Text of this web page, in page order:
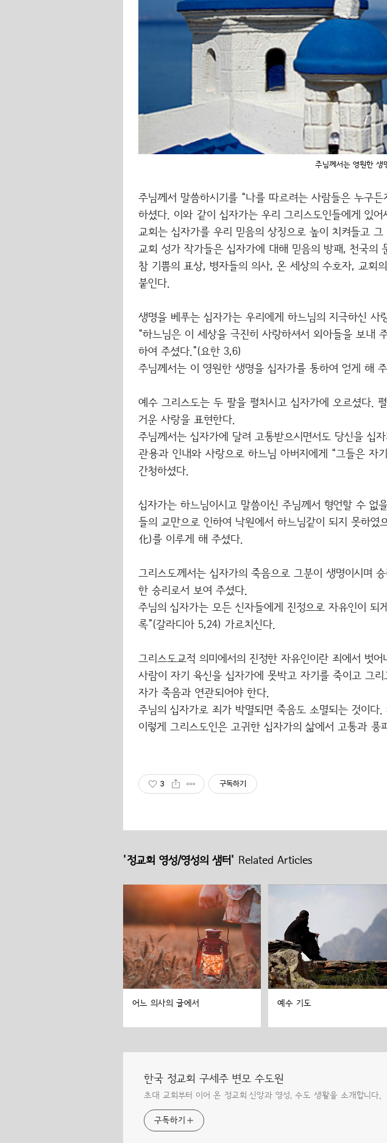
주님께서는 영원한 생
주님께서 말씀하시기를 “나를 따르려는 사람들은 누구
하셨다. 이와 같이 십자가는 우리 그리스도인들에게 있
교회는 십자가를 우리 믿음의 상징으로 높이 치켜들고 그
교회 성가 작가들은 십자가에 대해 믿음의 방패, 천국의
참 기쁨의 표상, 병자들의 의사, 온 세상의 수호자, 교회
붙인다.
생명을 베푸는 십자가는 우리에게 하느님의 지극하신 사
“하느님은 이 세상을 극진히 사랑하셔서 외아들을 보내
하여 주셨다.”(요한 3,6)
주님께서는 이 영원한 생명을 십자가를 통하여 얻게 해 주
예수 그리스도는 두 팔을 펼치시고 십자가에 오르셨다.
거운 사랑을 표현한다.
주님께서는 십자가에 달려 고통받으시면서도 당신을 십
관용과 인내와 사랑으로 하느님 아버지에게 “그들은 자
간청하셨다.
십자가는 하느님이시고 말씀이신 주님께서 형언할 수
들의 교만으로 인하여 낙원에서 하느님같이 되지 못하
化)를 이루게 해 주셨다.
그리스도께서는 십자가의 죽음으로 그분이 생명이시며
한 승리로서 보여 주셨다.
주님의 십자가는 모든 신자들에게 진정으로 자유인이
록”(갈라디아 5,24) 가르치신다.
그리스도교적 의미에서의 진정한 자유인이란 죄에서 벗
사람이 자기 육신을 십자가에 못박고 자기를 죽이고 그
자가 죽음과 연관되어야 한다.
주님의 십자가로 죄가 박멸되면 죽음도 소멸되는 것이
이렇게 그리스도인은 고귀한 십자가의 삶에서 고통과 풍
3 구독하기
'정교회 영성/영성의 샘터' Related Articles
어느 의사의 글에서 예수 기도
한국 정교회 구세주 변모 수도원
초대 교회부터 이어 온 정교회 신앙과 영성, 수도 생활을 소개합니다.
구독하기